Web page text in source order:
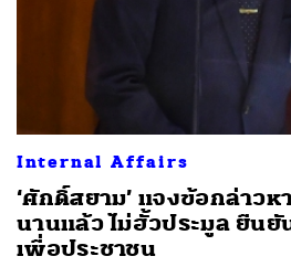
Internal Affairs
‘ศักดิ์สยาม’ แจงข้อกล่าว
นานแล้ว ไม่ฮั้วประมูล ยืน
เพื่อประชาชน